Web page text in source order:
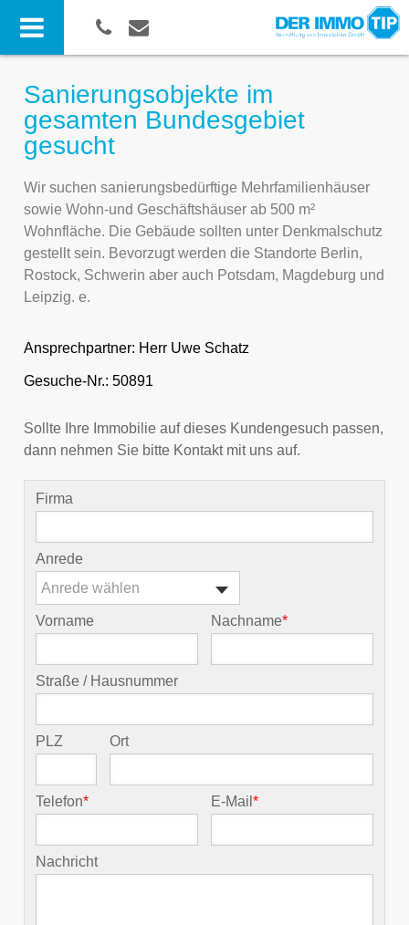
Sanierungsobjekte im
gesamten Bundesgebiet
gesucht
Wir suchen sanierungsbedürftige Mehrfamilienhäuser
sowie Wohn-und Geschäftshäuser ab 500 m²
Wohnfläche. Die Gebäude sollten unter Denkmalschutz
gestellt sein. Bevorzugt werden die Standorte Berlin,
Rostock, Schwerin aber auch Potsdam, Magdeburg und
Leipzig. e.
Ansprechpartner: Herr Uwe Schatz
Gesuche-Nr.: 50891
Sollte Ihre Immobilie auf dieses Kundengesuch passen,
dann nehmen Sie bitte Kontakt mit uns auf.
Firma
Anrede
Anrede wählen
Vorname Nachname*
Straße / Hausnummer
PLZ Ort
Telefon* E-Mail*
Nachricht